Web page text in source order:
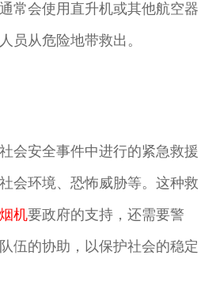
常会使用直升机或其他航空器
员从危险地带救出。
会安全事件中进行的紧急救援
会环境、恐怖威胁等。这种救
机要政府的支持，还需要警
伍的协助，以保护社会的稳定